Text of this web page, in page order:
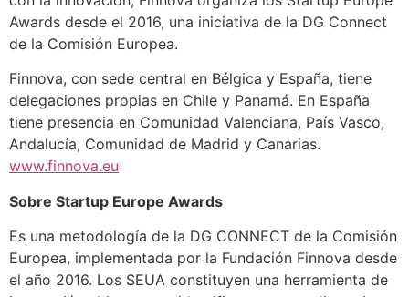
Awards desde el 2016, una iniciativa de la DG Connect
de la Comisión Europea.
Finnova, con sede central en Bélgica y España, tiene
delegaciones propias en Chile y Panamá. En España
tiene presencia en Comunidad Valenciana, País Vasco,
Andalucía, Comunidad de Madrid y Canarias.
www.finnova.eu
Sobre Startup Europe Awards
Es una metodología de la DG CONNECT de la Comisión
Europea, implementada por la Fundación Finnova desde
el año 2016. Los SEUA constituyen una herramienta de